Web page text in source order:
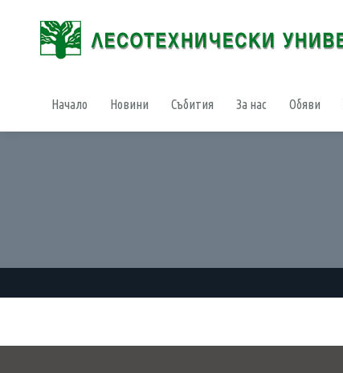
Начало Новини Събития За нас Обяви